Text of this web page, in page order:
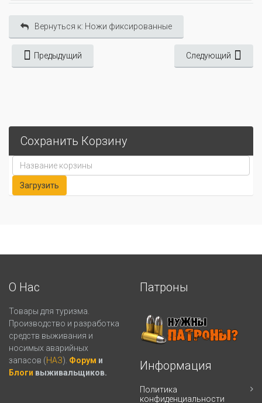
Вернуться к: Ножи фиксированные
Предыдущий Следующий
Сохранить Корзину
О Нас
Товары для туризма.
Производство и разработка
средств выживания и
носимых аварийных
запасов (НАЗ). Форум и
Блоги выживальщиков.
Патроны
Информация
Политика
конфиденциальности